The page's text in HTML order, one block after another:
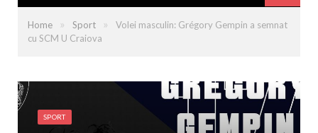
Home » Sport »
Volei masculin: Grégory Gempin a semnat
cu SCM U Craiova
SPORT